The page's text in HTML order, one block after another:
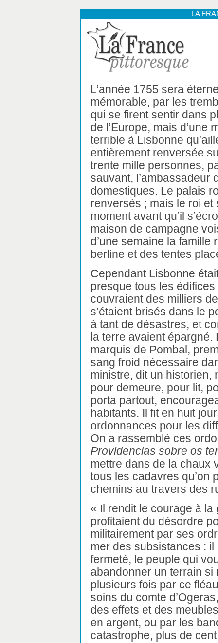
LA
L’année 1755 sera
mémorable, par les
qui se firent sentir dans
de l’Europe, mais d’une
terrible à Lisbonne
entièrement renversée
trente mille personnes,
sauvant, l’ambassadeur
domestiques. Le palais
renversés ; mais le roi
moment avant qu’il
maison de campagne
d’une semaine la famille
berline et des tentes
Cependant Lisbonne
presque tous les
couvraient des milliers
s’étaient brisés dans le
à tant de désastres, et
la terre avaient épargné.
marquis de Pombal,
sang froid nécessaire
ministre, dit un historien,
pour demeure, pour lit,
porta partout,
habitants. Il fit en huit
ordonnances pour les
On a rassemblé ces
Providencias sobre os
mettre dans de la chaux
tous les cadavres qu’on
chemins au travers des
« Il rendit le courage à
profitaient du désordre
militairement par ses
mer des subsistances :
fermeté, le peuple qui
abandonner un terrain
plusieurs fois par ce
soins du comte
des effets et des
en argent, ou par les
catastrophe, plus de